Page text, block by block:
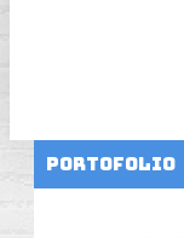
Portofolio